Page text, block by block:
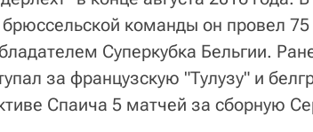
команды он провел 75
Суперкубка Бельгии.
за французскую "Тулузу" и
Спаича 5 матчей за сборную